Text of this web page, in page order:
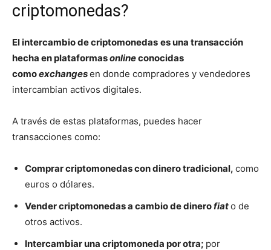
criptomonedas?
El intercambio de criptomonedas es una transacción
hecha en plataformasonlineconocidas
comoexchangesen donde compradores y vendedores
intercambian activos digitales.
A través de estas plataformas, puedes hacer
transacciones como:
Comprar criptomonedas con dinero tradicional, como
euros o dólares.
Vender criptomonedas a cambio de dinerofiato de
otros activos.
Intercambiar una criptomoneda por otra; por